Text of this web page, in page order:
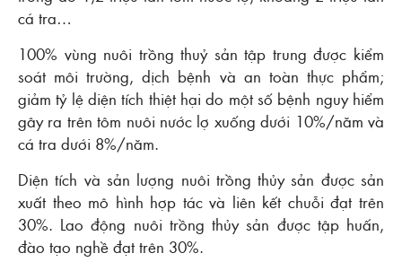
cá tra…
100% vùng nuôi trồng thuỷ sản tập trung được kiểm
soát môi trường, dịch bệnh và an toàn thực phẩm;
giảm tỷ lệ diện tích thiệt hại do một số bệnh nguy hiểm
gây ra trên tôm nuôi nước lợ xuống dưới 10%/năm và
cá tra dưới 8%/năm.
Diện tích và sản lượng nuôi trồng thủy sản được sản
xuất theo mô hình hợp tác và liên kết chuỗi đạt trên
30%. Lao động nuôi trồng thủy sản được tập huấn,
đào tạo nghề đạt trên 30%.